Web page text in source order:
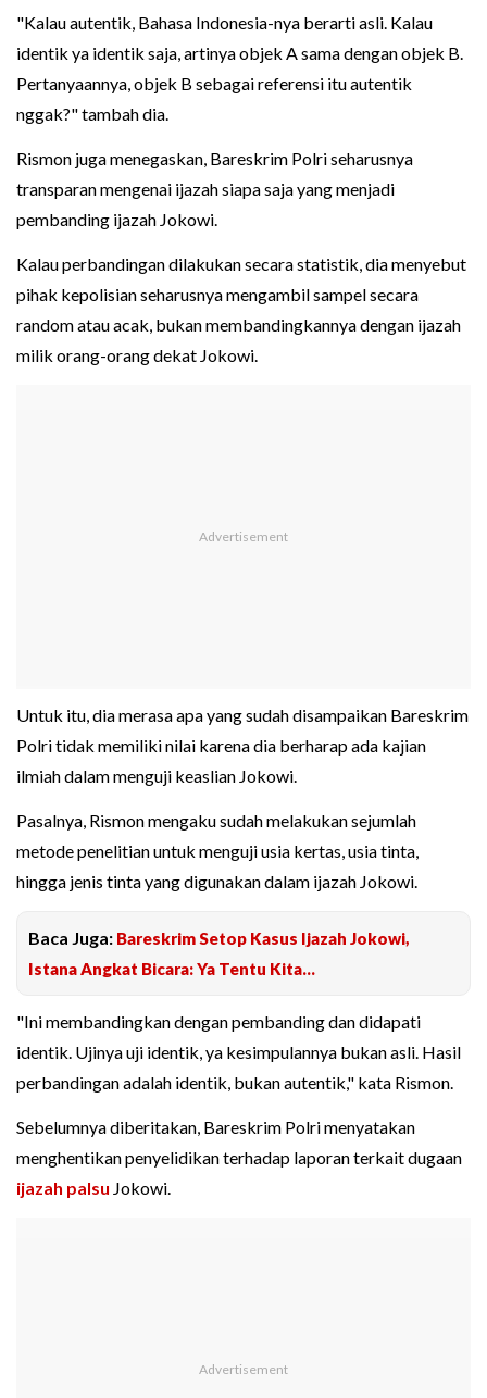
"Kalau autentik, Bahasa Indonesia-nya berarti asli. Kalau
identik ya identik saja, artinya objek A sama dengan objek B.
Pertanyaannya, objek B sebagai referensi itu autentik
nggak?" tambah dia.
Rismon juga menegaskan, Bareskrim Polri seharusnya
transparan mengenai ijazah siapa saja yang menjadi
pembanding ijazah Jokowi.
Kalau perbandingan dilakukan secara statistik, dia menyebut
pihak kepolisian seharusnya mengambil sampel secara
random atau acak, bukan membandingkannya dengan ijazah
milik orang-orang dekat Jokowi.
Untuk itu, dia merasa apa yang sudah disampaikan Bareskrim
Polri tidak memiliki nilai karena dia berharap ada kajian
ilmiah dalam menguji keaslian Jokowi.
Pasalnya, Rismon mengaku sudah melakukan sejumlah
metode penelitian untuk menguji usia kertas, usia tinta,
hingga jenis tinta yang digunakan dalam ijazah Jokowi.
Baca Juga: Bareskrim Setop Kasus Ijazah Jokowi,
Istana Angkat Bicara: Ya Tentu Kita...
"Ini membandingkan dengan pembanding dan didapati
identik. Ujinya uji identik, ya kesimpulannya bukan asli. Hasil
perbandingan adalah identik, bukan autentik," kata Rismon.
Sebelumnya diberitakan, Bareskrim Polri menyatakan
menghentikan penyelidikan terhadap laporan terkait dugaan
ijazah palsu Jokowi.